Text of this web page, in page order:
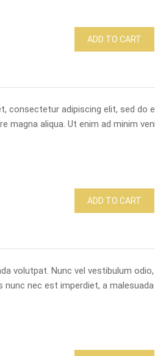
ADD TO CART
consectetur adipiscing elit, sed do
magna aliqua. Ut enim ad minim
ADD TO CART
volutpat. Nunc vel vestibulum
nunc nec est imperdiet, a